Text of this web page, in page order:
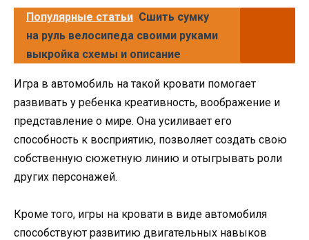
Популярные статьи Сшить сумку
на руль велосипеда своими руками
выкройка схемы и описание
Игра в автомобиль на такой кровати помогает
развивать у ребенка креативность, воображение и
представление о мире. Она усиливает его
способность к восприятию, позволяет создать свою
собственную сюжетную линию и отыгрывать роли
других персонажей.
Кроме того, игры на кровати в виде автомобиля
способствуют развитию двигательных навыков